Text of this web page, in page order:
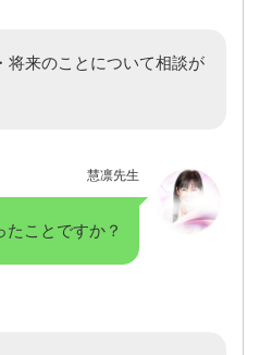
将来のことについて相談が
慧凛先生
たことですか？